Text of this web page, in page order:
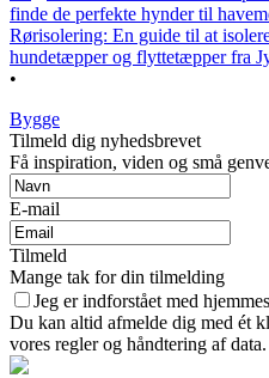
finde de perfekte hynder til
Rørisolering: En guide til at
hundetæpper og flyttetæpper fra
•
Bygge
Tilmeld dig nyhedsbrevet
Få inspiration, viden og små
E-mail
Tilmeld
Mange tak for din tilmelding
Jeg er indforstået med
Du kan altid afmelde dig med ét
vores regler og håndtering af data.